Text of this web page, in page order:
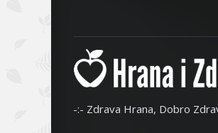
-:- Zdrava Hrana, Dobro